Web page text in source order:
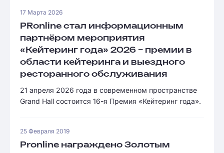
17 Марта 2026
PRonline стал информационным
партнёром мероприятия
«Кейтеринг года» 2026 – премии в
области кейтеринга и выездного
ресторанного обслуживания
21 апреля 2026 года в современном пространстве
Grand Hall состоится 16-я Премия «Кейтеринг года».
25 Февраля 2019
Pronline награждено Золотым